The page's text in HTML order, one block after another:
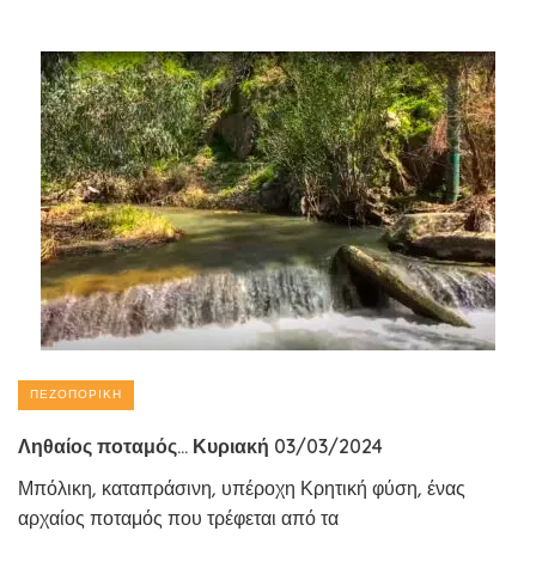
ΠΕΖΟΠΟΡΙΚΉ
Ληθαίος ποταμός… Κυριακή 03/03/2024
Μπόλικη, καταπράσινη, υπέροχη Κρητική φύση, ένας
αρχαίος ποταμός που τρέφεται από τα